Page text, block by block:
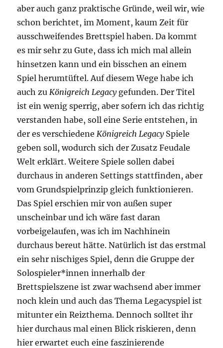
aber auch ganz praktische Gründe, weil wir, wie
schon berichtet, im Moment, kaum Zeit für
ausschweifendes Brettspiel haben. Da kommt
es mir sehr zu Gute, dass ich mich mal allein
hinsetzen kann und ein bisschen an einem
Spiel herumtüftel. Auf diesem Wege habe ich
auch zu Königreich Legacygefunden. Der Titel
ist ein wenig sperrig, aber sofern ich das richtig
verstanden habe, soll eine Serie entstehen, in
der es verschiedene Königreich LegacySpiele
geben soll, wodurch sich der Zusatz Feudale
Welt erklärt. Weitere Spiele sollen dabei
durchaus in anderen Settings stattfinden, aber
vom Grundspielprinzip gleich funktionieren.
Das Spiel erschien mir von außen super
unscheinbar und ich wäre fast daran
vorbeigelaufen, was ich im Nachhinein
durchaus bereut hätte. Natürlich ist das erstmal
ein sehr nischiges Spiel, denn die Gruppe der
Solospieler*innen innerhalb der
Brettspielszene ist zwar wachsend aber immer
noch klein und auch das Thema Legacyspiel ist
mitunter ein Reizthema. Dennoch solltet ihr
hier durchaus mal einen Blick riskieren, denn
hier erwartet euch eine faszinierende